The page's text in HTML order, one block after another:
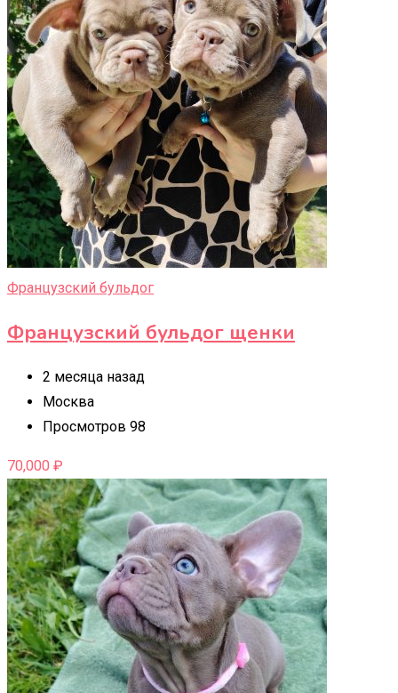
Французский бульдог
Французский бульдог щенки
2 месяца назад
Москва
Просмотров 98
70,000 ₽